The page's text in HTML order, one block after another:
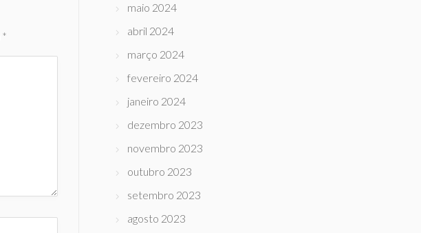
*
maio 2024
abril 2024
março 2024
fevereiro 2024
janeiro 2024
dezembro 2023
novembro 2023
outubro 2023
setembro 2023
agosto 2023